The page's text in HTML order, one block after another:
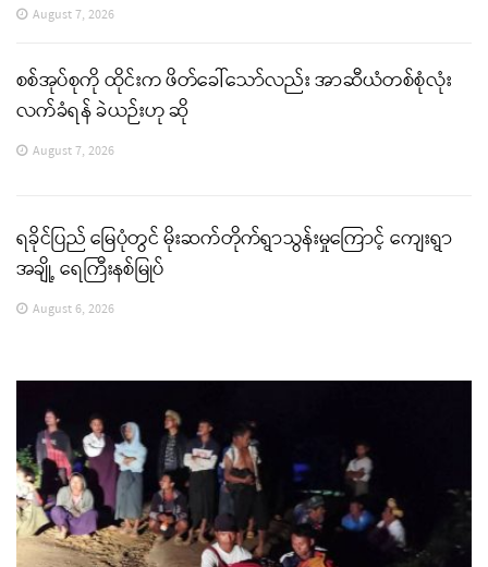
August 7, 2026
စစ်အုပ်စုကို ထိုင်းက ဖိတ်ခေါ်သော်လည်း အာဆီယံတစ်စုံလုံး
လက်ခံရန် ခဲယဉ်းဟု ဆို
August 7, 2026
ရခိုင်ပြည် မြေပုံတွင် မိုးဆက်တိုက်ရွာသွန်းမှုကြောင့် ကျေးရွာ
အချို့ ရေကြီးနစ်မြုပ်
August 6, 2026